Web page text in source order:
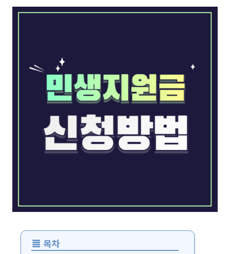
≣ 목차